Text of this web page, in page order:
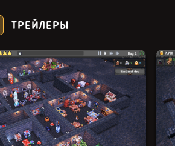
ТРЕЙЛЕРЫ